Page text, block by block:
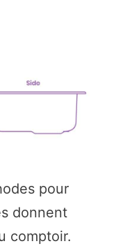
pour
donnent
comptoir.